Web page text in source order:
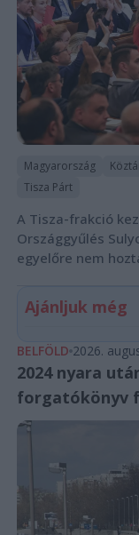
Magyarország
Tisza Párt
A Tisza-frakció
Országgyűlés
egyelőre nem
Ajánljuk még
BELFÖLD 2026.
2024 nyara
forgatókönyv